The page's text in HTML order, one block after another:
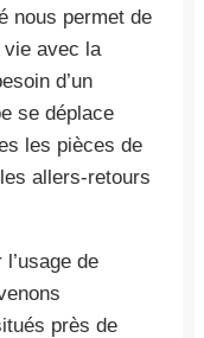
nous permet de
vie avec la
d’un
se déplace
les pièces de
allers-retours
de
près de